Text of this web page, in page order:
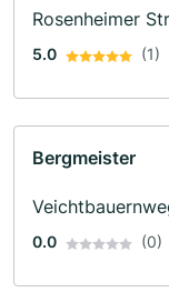
Rosenheimer
5.0 (1)
Bergmeister
0.0 (0)